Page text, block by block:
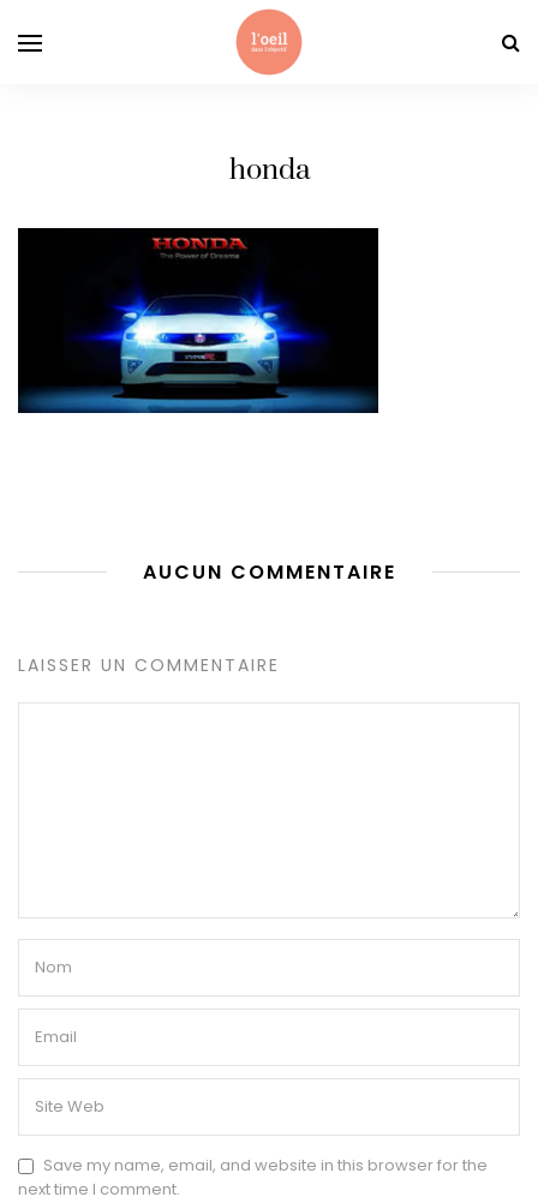
honda
AUCUN COMMENTAIRE
LAISSER UN COMMENTAIRE
Save my name, email, and website in this browser for the
next time I comment.